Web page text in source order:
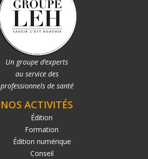
Un groupe d’experts
au service des
professionnels de santé
NOS ACTIVITÉS
Édition
Formation
Édition numérique
Conseil